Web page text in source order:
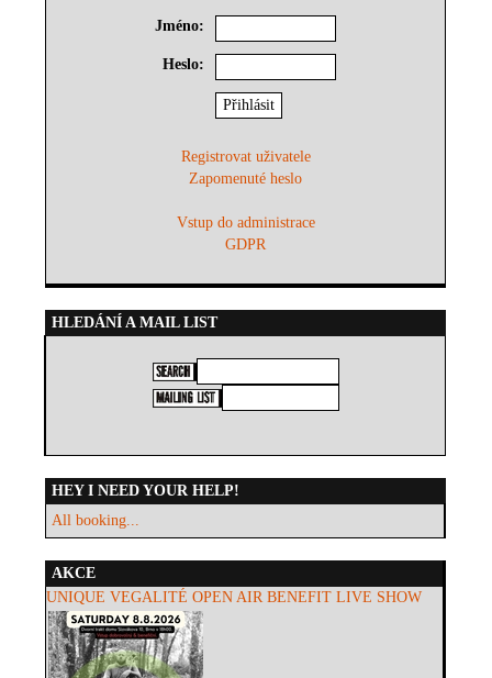
Jméno:
Heslo:
Registrovat uživatele
Zapomenuté heslo
Vstup do administrace
GDPR
HLEDÁNÍ A MAIL LIST
HEY I NEED YOUR HELP!
All booking...
AKCE
UNIQUE VEGALITÉ OPEN AIR BENEFIT LIVE SHOW